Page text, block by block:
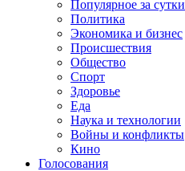
Популярное за сутки
Политика
Экономика и бизнес
Происшествия
Общество
Спорт
Здоровье
Еда
Наука и технологии
Войны и конфликты
Кино
Голосования